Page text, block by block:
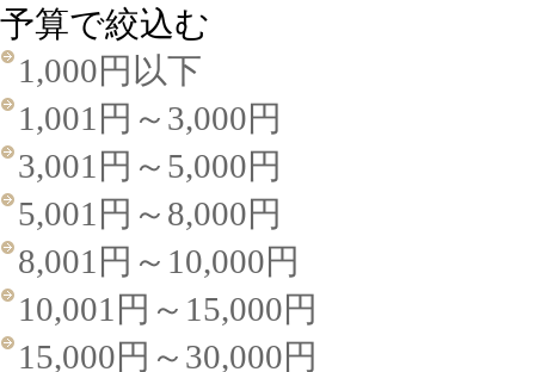
予算で絞込む
1,000円以下
1,001円～3,000円
3,001円～5,000円
5,001円～8,000円
8,001円～10,000円
10,001円～15,000円
15,000円～30,000円